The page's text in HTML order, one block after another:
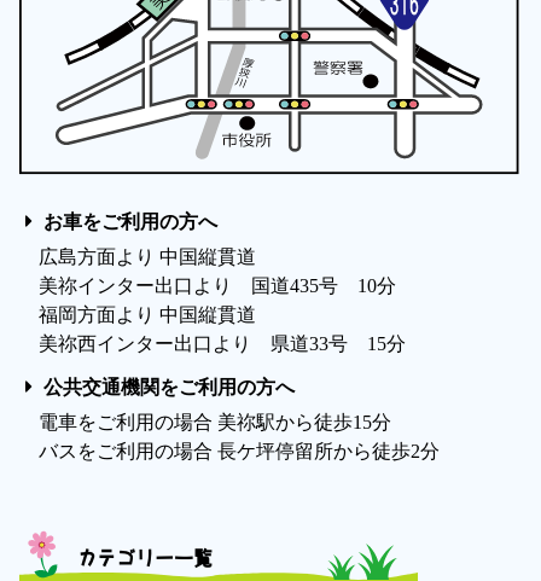
お車をご利用の方へ
広島方面より 中国縦貫道
美祢インター出口より 国道435号 10分
福岡方面より 中国縦貫道
美祢西インター出口より 県道33号 15分
公共交通機関をご利用の方へ
電車をご利用の場合 美祢駅から徒歩15分
バスをご利用の場合 長ケ坪停留所から徒歩2分
カテゴリー一覧